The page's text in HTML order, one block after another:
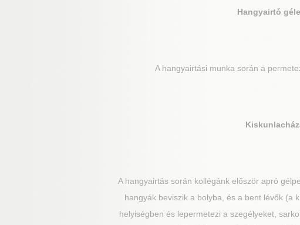
Hangyairtó
A hangyairtási munka során a
A hangyairtás során kollégánk először apró
hangyák beviszik a bolyba, és a bent lévők (a
helyiségben és lepermetezi a szegélyeket,